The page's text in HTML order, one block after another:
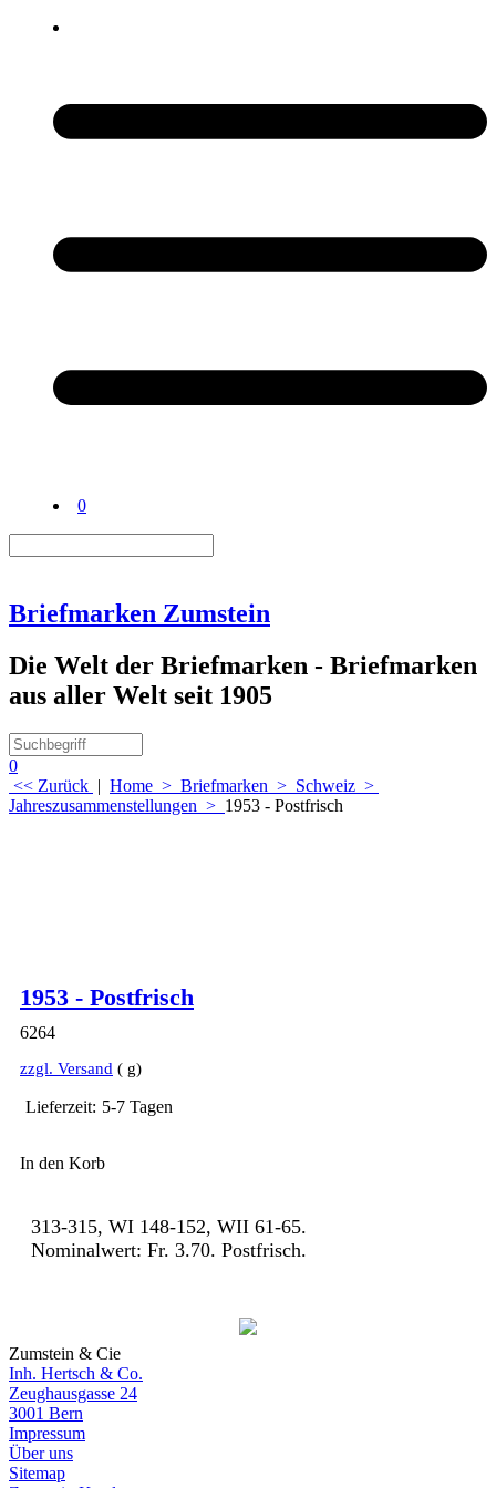
0
Briefmarken Zumstein
Die Welt der Briefmarken - Briefmarken
aus aller Welt seit 1905
0
<< Zurück | Home > Briefmarken > Schweiz >
Jahreszusammenstellungen > 1953 - Postfrisch
1953 - Postfrisch
6264
zzgl. Versand g
Lieferzeit: 5-7 Tagen
In den Korb
Beschreibung
313-315, WI 148-152, WII 61-65.
Nominalwert: Fr. 3.70. Postfrisch.
Zumstein & Cie
Inh. Hertsch & Co.
Zeughausgasse 24
3001 Bern
Impressum
Über uns
Sitemap